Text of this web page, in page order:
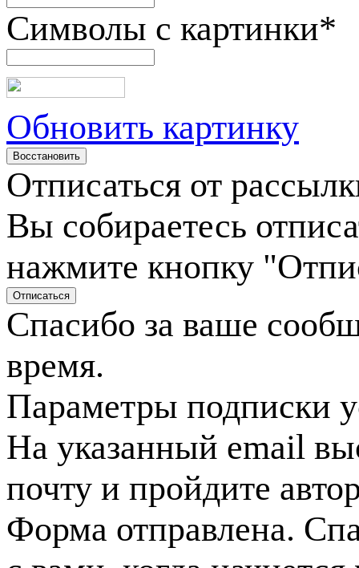
Символы с картинки*
Обновить картинку
Отписаться от
Вы собираетесь
нажмите кнопку
Спасибо за ваше
время.
Параметры подписки
На указанный email
почту и пройдите
Форма отправлена.